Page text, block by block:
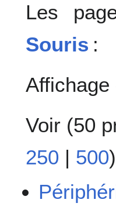
Les
Souris :
Affichage
Voir (50
250 | 500)